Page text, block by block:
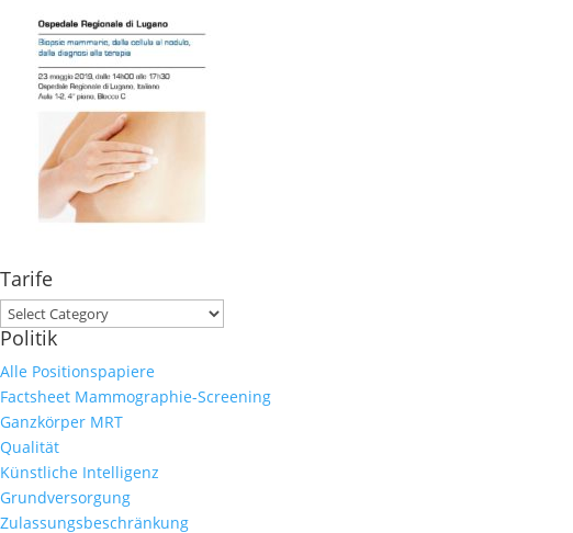
Tarife
Tarife
Politik
Alle Positionspapiere
Factsheet Mammographie-Screening
Ganzkörper MRT
Qualität
Künstliche Intelligenz
Grundversorgung
Zulassungsbeschränkung